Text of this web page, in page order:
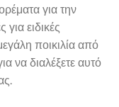
για την
ειδικές
ποικιλία από
να διαλέξετε αυτό